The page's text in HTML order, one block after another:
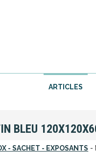
ARTICLES
BLEU
- SACHET - EXPOSANTS -